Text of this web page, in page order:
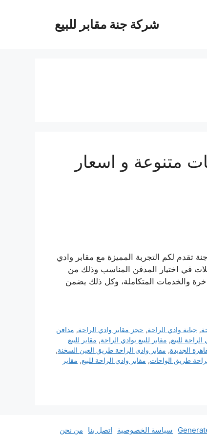
شركة جنة مقابر للبيع
متنوعة و اسعار
تقدم لكم التجربة المميزة مع مقابر وادي
في اختيار المدفن المناسب وذلك من
والخدمات المتكاملة، وكل ذلك يضمن
, جبانة وادي الراحة, حجز مقابر وادي الراحة, مدافن
للبيع, مقابر للبيع بوادي الراحة, مقابر للبيع
الجديدة, مقابر وادى الراحة طريق العين السخنة,
طريق الواحات, مقابر وادي الراحة للبيع, مقابر
سياسة الخصوصية اتصل بنا من نحن